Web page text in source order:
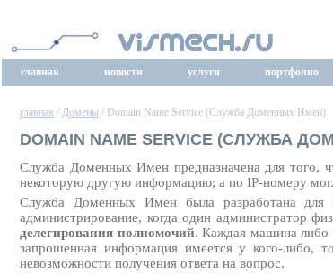
главная новости услуги портфолио
главная / Домены / Domain Name Service (Служба Доменных Имен)
DOMAIN NAME SERVICE (СЛУЖБА
Служба Доменных Имен предназначена для
некоторую другую информацию; а по IP-номеру
Служба Доменных Имен была разработана для
администрирование, когда один администратор
делегирования полномочий. Каждая машина либо
запрошенная информация имеется у кого-либо,
невозможности получения ответа на вопрос.